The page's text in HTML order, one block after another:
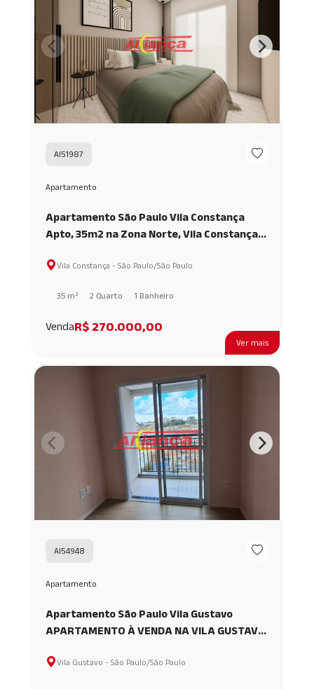
Ver mais
AI51987
Apartamento
Apartamento São Paulo Vila Constança
Apto, 35m2 na Zona Norte, Vila Constança,
Vila Constança - São Paulo/São Paulo
35 m² 2 Quarto 1 Banheiro
VendaR$ 270.000,00
AI54948
Apartamento
Apartamento São Paulo Vila Gustavo
APARTAMENTO À VENDA NA VILA GUSTAVO
Vila Gustavo - São Paulo/São Paulo